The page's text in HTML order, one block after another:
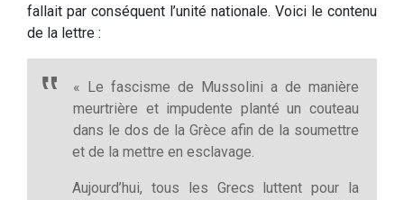
fallait par conséquent l’unité nationale. Voici le contenu
de la lettre :
« Le fascisme de Mussolini a de manière
meurtrière et impudente planté un couteau
dans le dos de la Grèce afin de la soumettre
et de la mettre en esclavage.
Aujourd’hui, tous les Grecs luttent pour la